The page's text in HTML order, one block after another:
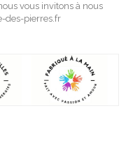
vous invitons à nous
des-pierres.fr